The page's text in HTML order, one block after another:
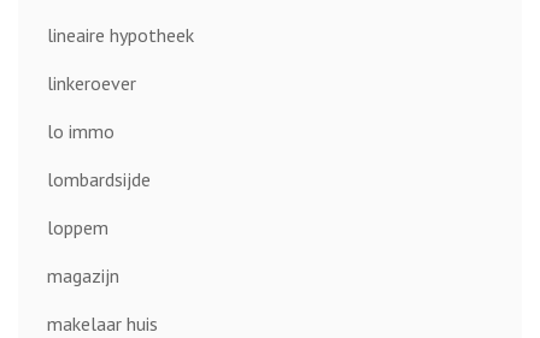
lineaire hypotheek
linkeroever
lo immo
lombardsijde
loppem
magazijn
makelaar huis